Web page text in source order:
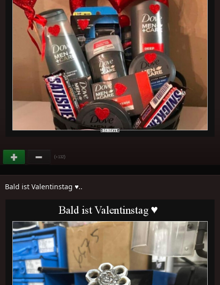
(+132)
Bald ist Valentinstag ♥..